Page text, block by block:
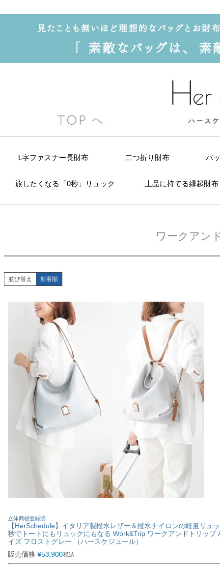
L字ファスナー長財布 二つ折り財布 バ
旅したくなる「0秒」リュック 上品に持てる縁起財布
ワークアン
並び替え 新着順
立体商標登録済
【HerSchedule】イタリア製撥水レザー＆撥水ナイロンの軽量リュ
秒でトートにもリュックにもなる Work&Trip ワークアンドトリップ
イズ フロストグレー （ハースケジュール）
販売価格 ¥53,900税込